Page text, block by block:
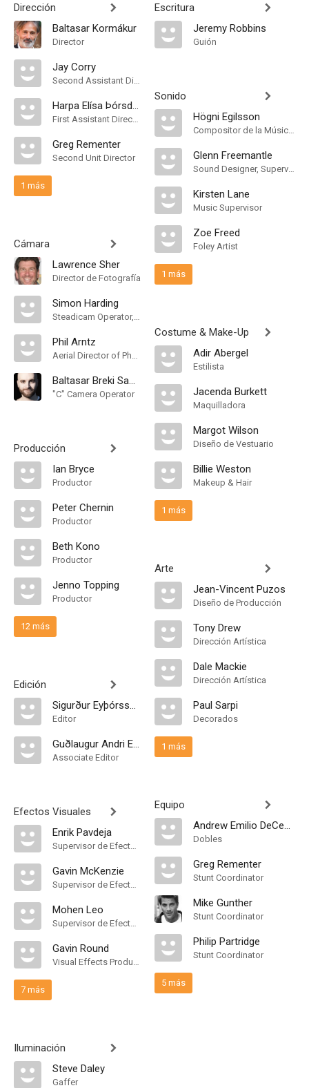
Dirección
Baltasar Kormákur
Director
Jay Corry
Second Assistant Director
Harpa Elísa Þórsdóttir
First Assistant Director
Greg Rementer
Second Unit Director
1 más
Cámara
Lawrence Sher
Director de Fotografía
Simon Harding
Steadicam Operator, "A" Camera Operator
Phil Arntz
Aerial Director of Photography
Baltasar Breki Samper
"C" Camera Operator
Producción
Ian Bryce
Productor
Peter Chernin
Productor
Beth Kono
Productor
Jenno Topping
Productor
12 más
Edición
Sigurður Eyþórsson
Editor
Guðlaugur Andri Eythórsson
Associate Editor
Efectos Visuales
Enrik Pavdeja
Supervisor de Efectos Visuales
Gavin McKenzie
Supervisor de Efectos Visuales
Mohen Leo
Supervisor de Efectos Visuales
Gavin Round
Visual Effects Producer
7 más
Iluminación
Steve Daley
Gaffer
Escritura
Jeremy Robbins
Guión
Sonido
Högni Egilsson
Compositor de la Música Original
Glenn Freemantle
Sound Designer, Supervising Sound Editor
Kirsten Lane
Music Supervisor
Zoe Freed
Foley Artist
1 más
Costume & Make-Up
Adir Abergel
Estilista
Jacenda Burkett
Maquilladora
Margot Wilson
Diseño de Vestuario
Billie Weston
Makeup & Hair
1 más
Arte
Jean-Vincent Puzos
Diseño de Producción
Tony Drew
Dirección Artística
Dale Mackie
Dirección Artística
Paul Sarpi
Decorados
1 más
Equipo
Andrew Emilio DeCesare
Dobles
Greg Rementer
Stunt Coordinator
Mike Gunther
Stunt Coordinator
Philip Partridge
Stunt Coordinator
5 más